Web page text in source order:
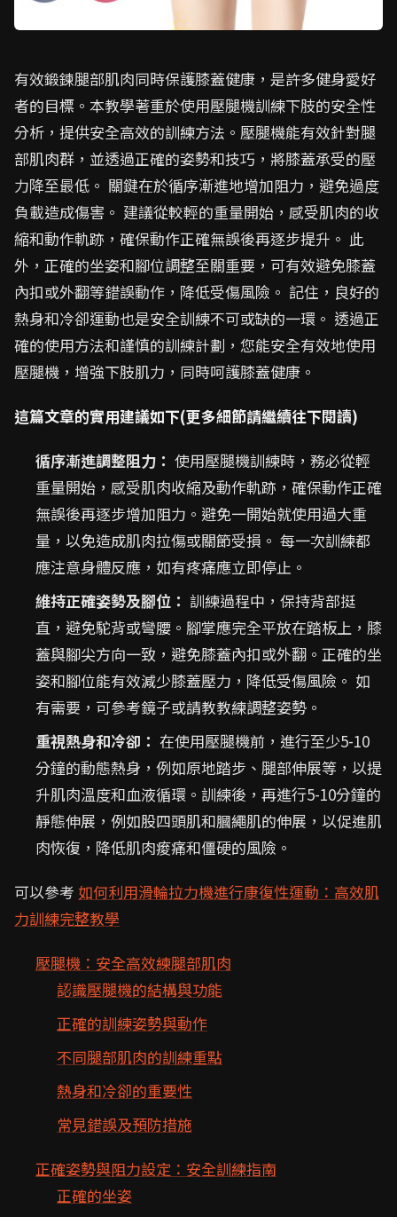
有效鍛鍊腿部肌肉同時保護膝蓋健康，是許多健身愛好
者的目標。本教學著重於使用壓腿機訓練下肢的安全性
分析，提供安全高效的訓練方法。壓腿機能有效針對腿
部肌肉群，並透過正確的姿勢和技巧，將膝蓋承受的壓
力降至最低。 關鍵在於循序漸進地增加阻力，避免過度
負載造成傷害。 建議從較輕的重量開始，感受肌肉的收
縮和動作軌跡，確保動作正確無誤後再逐步提升。 此
外，正確的坐姿和腳位調整至關重要，可有效避免膝蓋
內扣或外翻等錯誤動作，降低受傷風險。 記住，良好的
熱身和冷卻運動也是安全訓練不可或缺的一環。 透過正
確的使用方法和謹慎的訓練計劃，您能安全有效地使用
壓腿機，增強下肢肌力，同時呵護膝蓋健康。
這篇文章的實用建議如下(更多細節請繼續往下閱讀)
循序漸進調整阻力： 使用壓腿機訓練時，務必從輕
重量開始，感受肌肉收縮及動作軌跡，確保動作正確
無誤後再逐步增加阻力。避免一開始就使用過大重
量，以免造成肌肉拉傷或關節受損。 每一次訓練都
應注意身體反應，如有疼痛應立即停止。
維持正確姿勢及腳位： 訓練過程中，保持背部挺
直，避免駝背或彎腰。腳掌應完全平放在踏板上，膝
蓋與腳尖方向一致，避免膝蓋內扣或外翻。正確的坐
姿和腳位能有效減少膝蓋壓力，降低受傷風險。 如
有需要，可參考鏡子或請教教練調整姿勢。
重視熱身和冷卻： 在使用壓腿機前，進行至少5-10
分鐘的動態熱身，例如原地踏步、腿部伸展等，以提
升肌肉溫度和血液循環。訓練後，再進行5-10分鐘的
靜態伸展，例如股四頭肌和膕繩肌的伸展，以促進肌
肉恢復，降低肌肉痠痛和僵硬的風險。
可以參考 如何利用滑輪拉力機進行康復性運動：高效肌
力訓練完整教學
壓腿機：安全高效練腿部肌肉
認識壓腿機的結構與功能
正確的訓練姿勢與動作
不同腿部肌肉的訓練重點
熱身和冷卻的重要性
常見錯誤及預防措施
正確姿勢與阻力設定：安全訓練指南
正確的坐姿